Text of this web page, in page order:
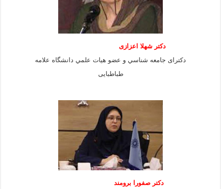
دكتر شهلا اعزازى
دكتراى جامعه شناسي و عضو هيات علمي دانشگاه علامه
طباطبايى
دكتر صفورا برومند